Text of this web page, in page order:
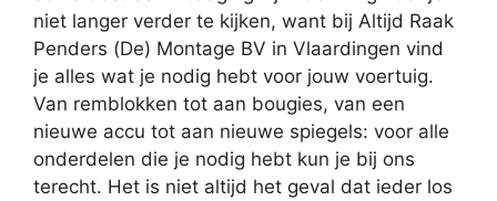
niet langer verder te kijken, want bij Altijd Raak
Penders (De) Montage BV in Vlaardingen vind
je alles wat je nodig hebt voor jouw voertuig.
Van remblokken tot aan bougies, van een
nieuwe accu tot aan nieuwe spiegels: voor alle
onderdelen die je nodig hebt kun je bij ons
terecht. Het is niet altijd het geval dat ieder los